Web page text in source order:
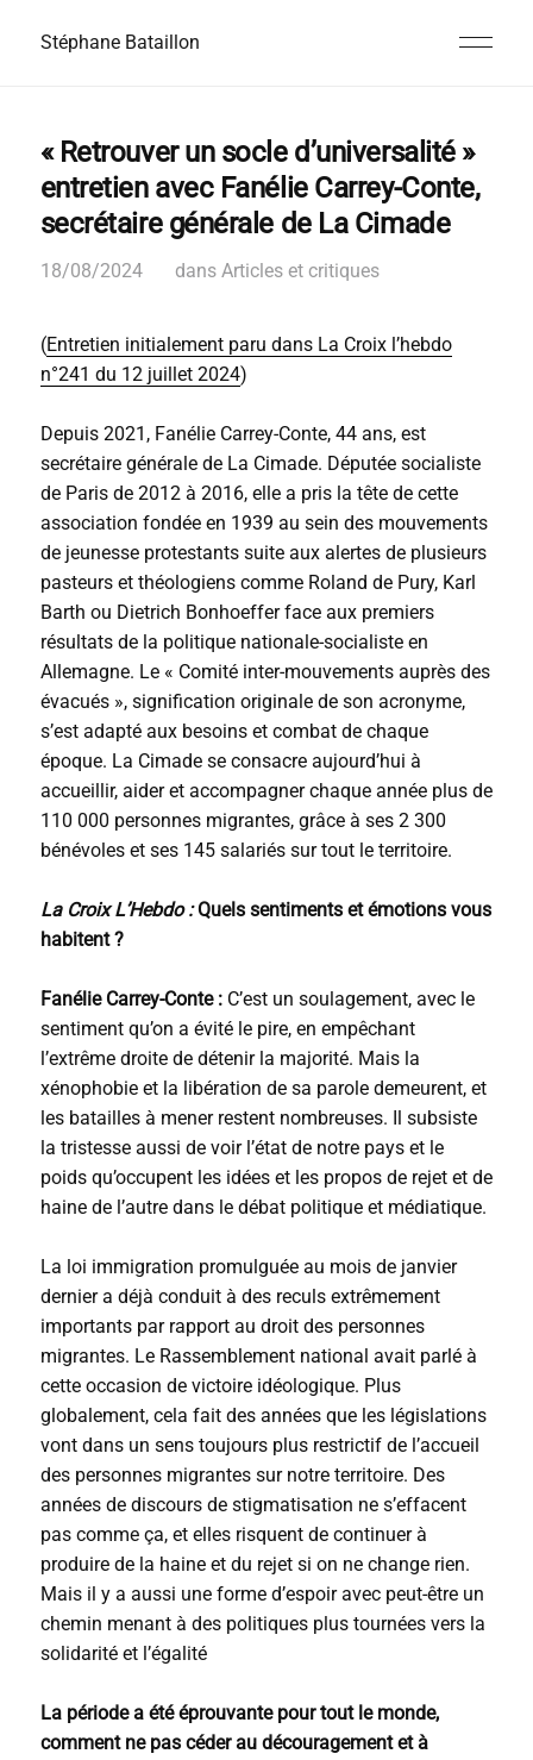
Stéphane Bataillon
« Retrouver un socle d’universalité »
entretien avec Fanélie Carrey-Conte,
secrétaire générale de La Cimade
18/08/2024 dans Articles et critiques
(Entretien initialement paru dans La Croix l’hebdo
n°241 du 12 juillet 2024)
Depuis 2021, Fanélie Carrey-Conte, 44 ans, est
secrétaire générale de La Cimade. Députée socialiste
de Paris de 2012 à 2016, elle a pris la tête de cette
association fondée en 1939 au sein des mouvements
de jeunesse protestants suite aux alertes de plusieurs
pasteurs et théologiens comme Roland de Pury, Karl
Barth ou Dietrich Bonhoeffer face aux premiers
résultats de la politique nationale-socialiste en
Allemagne. Le « Comité inter-mouvements auprès des
évacués », signification originale de son acronyme,
s’est adapté aux besoins et combat de chaque
époque. La Cimade se consacre aujourd’hui à
accueillir, aider et accompagner chaque année plus de
110 000 personnes migrantes, grâce à ses 2 300
bénévoles et ses 145 salariés sur tout le territoire.
La Croix L’Hebdo :Quels sentiments et émotions vous
habitent ?
Fanélie Carrey-Conte : C’est un soulagement, avec le
sentiment qu’on a évité le pire, en empêchant
l’extrême droite de détenir la majorité. Mais la
xénophobie et la libération de sa parole demeurent, et
les batailles à mener restent nombreuses. Il subsiste
la tristesse aussi de voir l’état de notre pays et le
poids qu’occupent les idées et les propos de rejet et de
haine de l’autre dans le débat politique et médiatique.
La loi immigration promulguée au mois de janvier
dernier a déjà conduit à des reculs extrêmement
importants par rapport au droit des personnes
migrantes. Le Rassemblement national avait parlé à
cette occasion de victoire idéologique. Plus
globalement, cela fait des années que les législations
vont dans un sens toujours plus restrictif de l’accueil
des personnes migrantes sur notre territoire. Des
années de discours de stigmatisation ne s’effacent
pas comme ça, et elles risquent de continuer à
produire de la haine et du rejet si on ne change rien.
Mais il y a aussi une forme d’espoir avec peut-être un
chemin menant à des politiques plus tournées vers la
solidarité et l’égalité
La période a été éprouvante pour tout le monde,
comment ne pas céder au découragement et à